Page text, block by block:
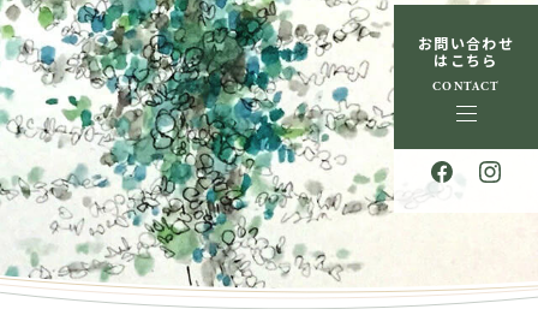
お問い合わせ
はこちら
CONTACT